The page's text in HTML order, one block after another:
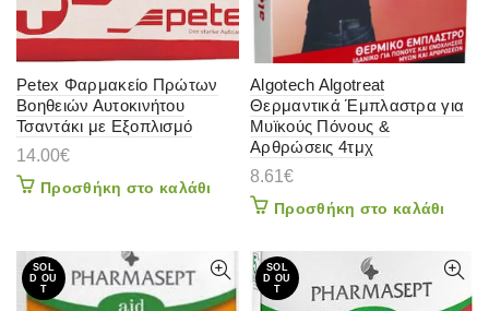
Petex Φαρμακείο Πρώτων
Βοηθειών Αυτοκινήτου
Τσαντάκι με Εξοπλισμό
14.00€
Προσθήκη στο καλάθι
Algotech Algotreat
Θερμαντικά Έμπλαστρα για
Μυϊκούς Πόνους &
Αρθρώσεις 4τμχ
8.61 €
Προσθήκη στο καλάθι
SOL
D OU
T
SOL
D OU
T